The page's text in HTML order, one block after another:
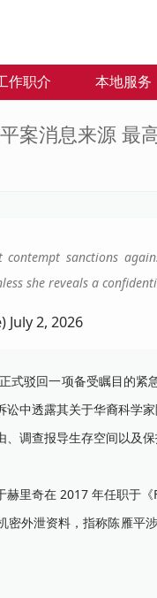
作职介 本地服务
案消息来源 最
contempt sanctions
she reveals a
July 2, 2026
式驳回一项备受瞩目的
中透露其关于华裔科学
调查报导生存空间以及
里奇在 2017 年任职于
外泄资料，指称陈雁平